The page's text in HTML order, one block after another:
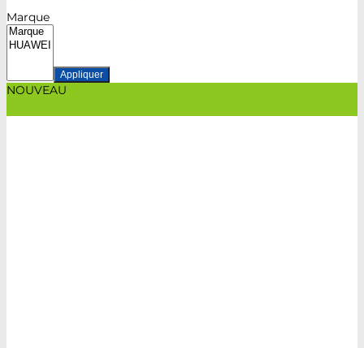
Marque
Appliquer
NOUVEAU